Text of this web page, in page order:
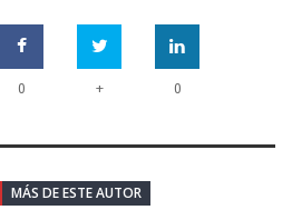
0 + 0
MÁS DE ESTE AUTOR